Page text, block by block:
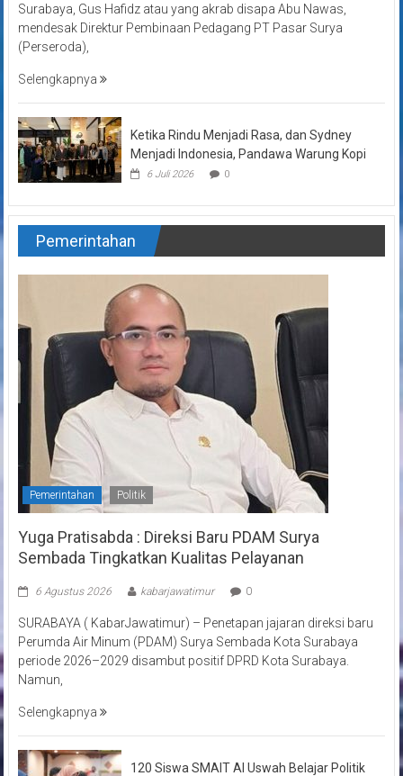
Surabaya, Gus Hafidz atau yang akrab disapa Abu Nawas,
mendesak Direktur Pembinaan Pedagang PT Pasar Surya
(Perseroda),
Selengkapnya
Ketika Rindu Menjadi Rasa, dan Sydney
Menjadi Indonesia, Pandawa Warung Kopi
6 Juli 2026 0
Pemerintahan
Pemerintahan Politik
Yuga Pratisabda : Direksi Baru PDAM Surya
Sembada Tingkatkan Kualitas Pelayanan
6 Agustus 2026 kabarjawatimur 0
SURABAYA ( KabarJawatimur) – Penetapan jajaran direksi baru
Perumda Air Minum (PDAM) Surya Sembada Kota Surabaya
periode 2026–2029 disambut positif DPRD Kota Surabaya.
Namun,
Selengkapnya
120 Siswa SMAIT Al Uswah Belajar Politik